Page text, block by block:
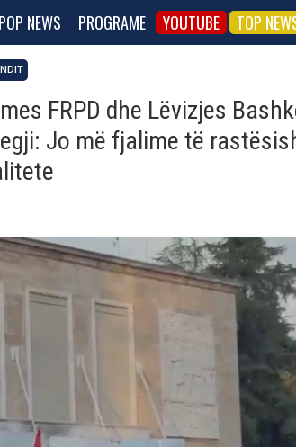
POP NEWS PROGRAME YOUTUBE TOP
FRPD dhe Lëvizjes
Jo më fjalime të